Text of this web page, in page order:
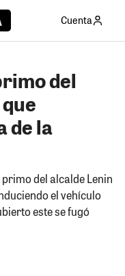
Cuenta
del
de la
del alcalde Lenin
el vehículo
este se fugó